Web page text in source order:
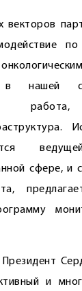
векторов
нашей
работа,
сфере, и
и